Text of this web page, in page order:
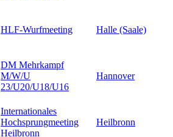
HLF-Wurfmeeting Halle (Saale)
DM Mehrkampf
M/W/U
23/U20/U18/U16
Hannover
Internationales
Hochsprungmeeting
Heilbronn
Heilbronn